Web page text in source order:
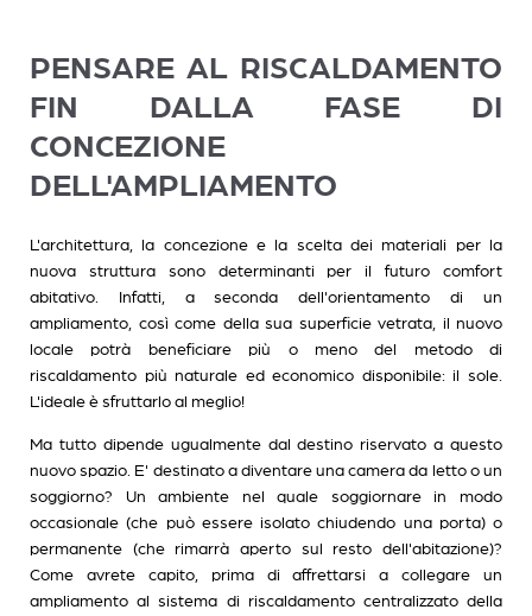
PENSARE AL RISCALDAMENTO
FIN DALLA FASE DI
CONCEZIONE
DELL'AMPLIAMENTO
L'architettura, la concezione e la scelta dei materiali per la
nuova struttura sono determinanti per il futuro comfort
abitativo. Infatti, a seconda dell'orientamento di un
ampliamento, così come della sua superficie vetrata, il nuovo
locale potrà beneficiare più o meno del metodo di
riscaldamento più naturale ed economico disponibile: il sole.
L'ideale è sfruttarlo al meglio!
Ma tutto dipende ugualmente dal destino riservato a questo
nuovo spazio. E' destinato a diventare una camera da letto o un
soggiorno? Un ambiente nel quale soggiornare in modo
occasionale (che può essere isolato chiudendo una porta) o
permanente (che rimarrà aperto sul resto dell'abitazione)?
Come avrete capito, prima di affrettarsi a collegare un
ampliamento al sistema di riscaldamento centralizzato della